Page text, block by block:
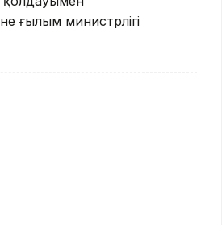
ғылым министрлігі